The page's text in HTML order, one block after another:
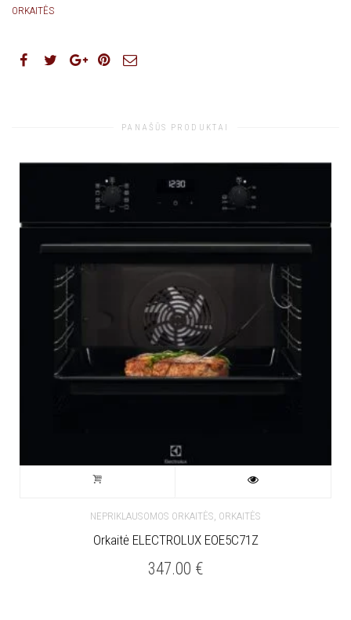
ORKAITĖS
PANAŠŪS PRODUKTAI
NEPRIKLAUSOMOS ORKAITĖS, ORKAITĖS
Orkaitė ELECTROLUX EOE5C71Z
347.00 €